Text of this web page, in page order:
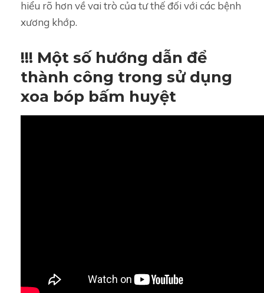
hiểu rõ hơn về vai trò của tư thế đối với các bệnh
xương khớp.
!!! Một số hướng dẫn để
thành công trong sử dụng
xoa bóp bấm huyệt